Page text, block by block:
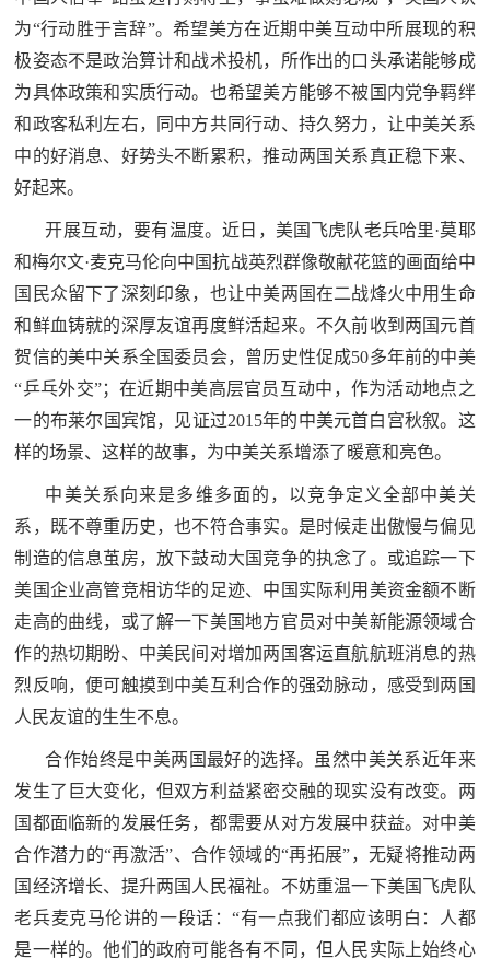
空
智
库
国
防
智
英
雄
范
雄
模
范
退
军
人
风
退
役
退
役
军
服
务
退
役
军
人
文
化
为“行动胜于言辞”。希望美方在近期中美互动中所展现的积
极姿态不是政治算计和战术投机，所作出的口头承诺能够成
为具体政策和实质行动。也希望美方能够不被国内党争羁绊
和政客私利左右，同中方共同行动、持久努力，让中美关系
中的好消息、好势头不断累积，推动两国关系真正稳下来、
好起来。
开展互动，要有温度。近日，美国飞虎队老兵哈里·莫耶
和梅尔文·麦克马伦向中国抗战英烈群像敬献花篮的画面给中
国民众留下了深刻印象，也让中美两国在二战烽火中用生命
和鲜血铸就的深厚友谊再度鲜活起来。不久前收到两国元首
贺信的美中关系全国委员会，曾历史性促成50多年前的中美
“乒乓外交”；在近期中美高层官员互动中，作为活动地点之
一的布莱尔国宾馆，见证过2015年的中美元首白宫秋叙。这
样的场景、这样的故事，为中美关系增添了暖意和亮色。
中美关系向来是多维多面的，以竞争定义全部中美关
系，既不尊重历史，也不符合事实。是时候走出傲慢与偏见
制造的信息茧房，放下鼓动大国竞争的执念了。或追踪一下
美国企业高管竞相访华的足迹、中国实际利用美资金额不断
走高的曲线，或了解一下美国地方官员对中美新能源领域合
作的热切期盼、中美民间对增加两国客运直航航班消息的热
烈反响，便可触摸到中美互利合作的强劲脉动，感受到两国
人民友谊的生生不息。
合作始终是中美两国最好的选择。虽然中美关系近年来
发生了巨大变化，但双方利益紧密交融的现实没有改变。两
国都面临新的发展任务，都需要从对方发展中获益。对中美
合作潜力的“再激活”、合作领域的“再拓展”，无疑将推动两
国经济增长、提升两国人民福祉。不妨重温一下美国飞虎队
老兵麦克马伦讲的一段话：“有一点我们都应该明白：人都
是一样的。他们的政府可能各有不同，但人民实际上始终心